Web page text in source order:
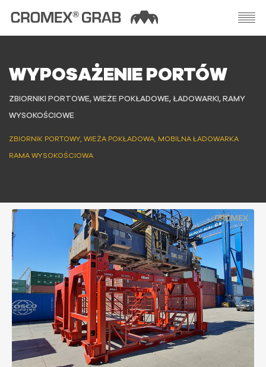
WYPOSAŻENIE PORTÓW
ZBIORNIKI PORTOWE, WIEŻE POKŁADOWE, ŁADOWARKI, RAMY
WYSOKOŚCIOWE
ZBIORNIK PORTOWY, WIEŻA POKŁADOWA, MOBILNA ŁADOWARKA
RAMA WYSOKOŚCIOWA